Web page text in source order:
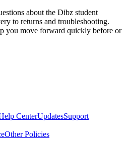
about the Dibz student
to returns and troubleshooting.
you move forward quickly before or
CenterUpdatesSupport
Other Policies